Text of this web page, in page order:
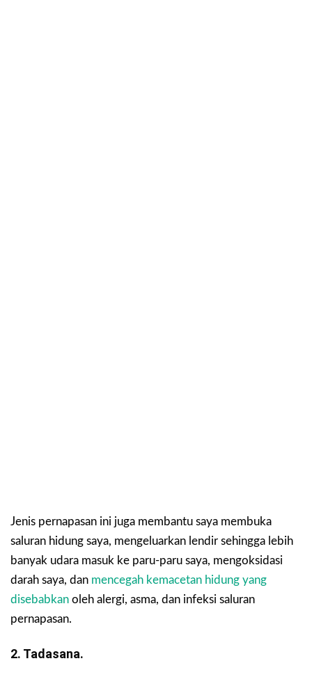
Jenis pernapasan ini juga membantu saya membuka
saluran hidung saya, mengeluarkan lendir sehingga lebih
banyak udara masuk ke paru-paru saya, mengoksidasi
darah saya, dan mencegah kemacetan hidung yang
disebabkan oleh alergi, asma, dan infeksi saluran
pernapasan.
2. Tadasana.